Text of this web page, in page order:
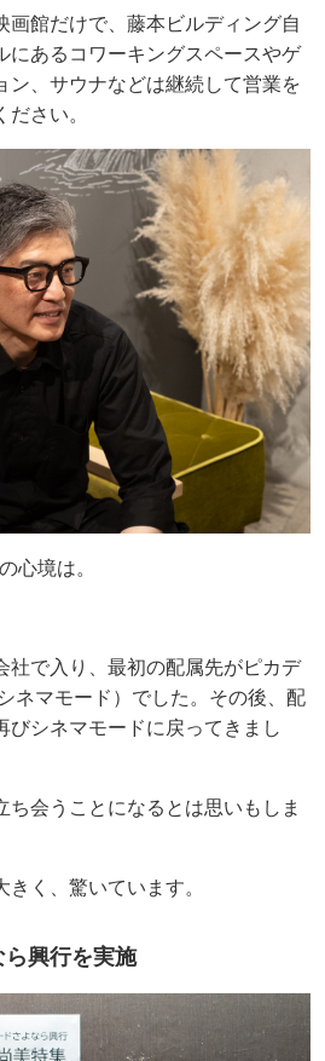
画館だけで、藤本ビルディング自
にあるコワーキングスペースやゲ
ン、サウナなどは継続して営業を
さい。
心境は。
社で入り、最初の配属先がピカデ
ネマモード）でした。その後、配
びシネマモードに戻ってきまし
ち会うことになるとは思いもしま
く、驚いています。
興行を実施